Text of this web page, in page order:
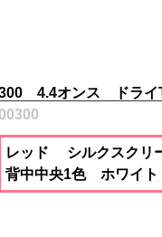
4.4オンス ドライ
レッド シルクスクリ
背中中央1色 ホワイト